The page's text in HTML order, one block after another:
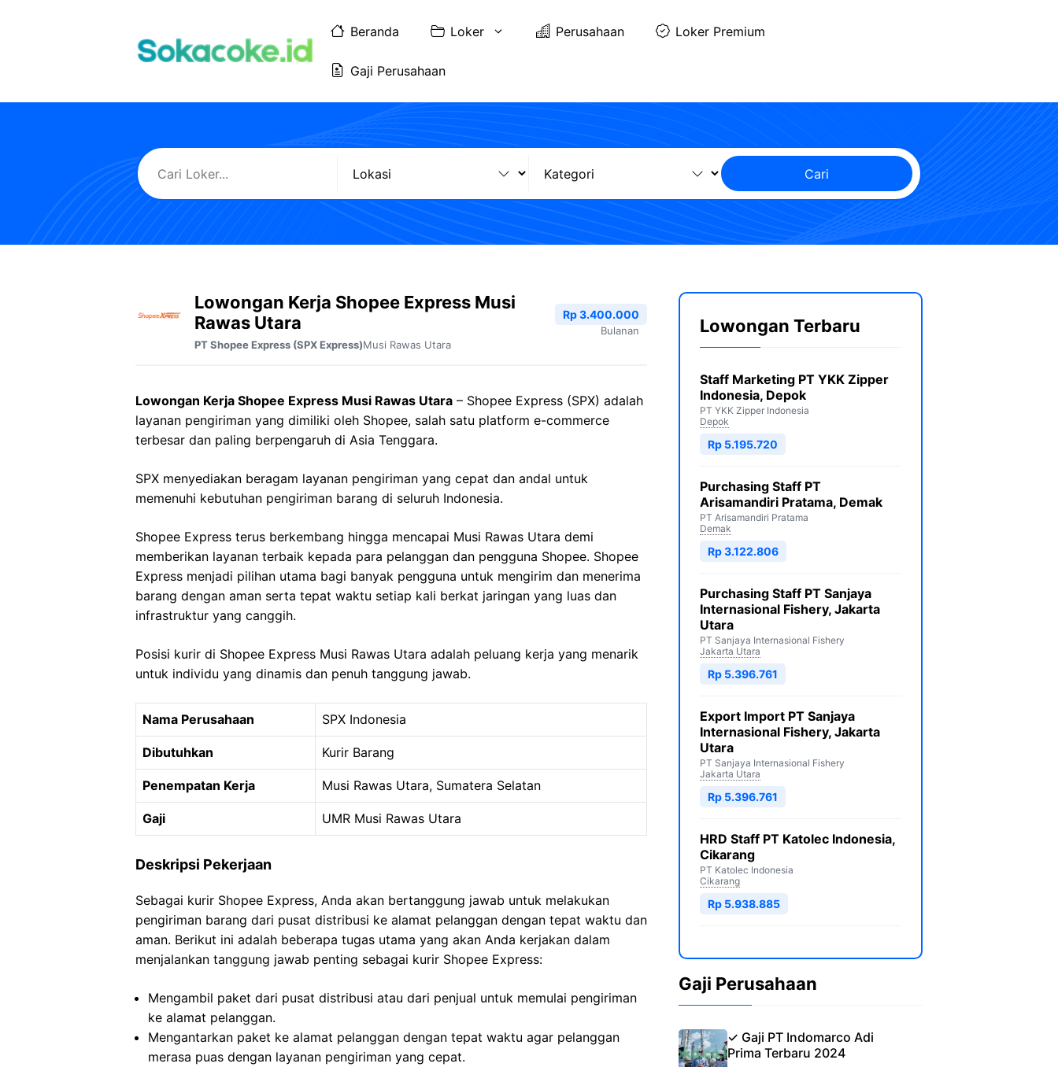
Beranda Loker Perusahaan Loker Premium
Gaji Perusahaan
Cari
Lowongan Kerja Shopee Express Musi
Rawas Utara
PT Shopee Express (SPX Express)Musi Rawas Utara
Rp 3.400.000
Bulanan
Lowongan Kerja Shopee Express Musi Rawas Utara – Shopee Express (SPX) adalah
layanan pengiriman yang dimiliki oleh Shopee, salah satu platform e-commerce
terbesar dan paling berpengaruh di Asia Tenggara.
SPX menyediakan beragam layanan pengiriman yang cepat dan andal untuk
memenuhi kebutuhan pengiriman barang di seluruh Indonesia.
Shopee Express terus berkembang hingga mencapai Musi Rawas Utara demi
memberikan layanan terbaik kepada para pelanggan dan pengguna Shopee. Shopee
Express menjadi pilihan utama bagi banyak pengguna untuk mengirim dan menerima
barang dengan aman serta tepat waktu setiap kali berkat jaringan yang luas dan
infrastruktur yang canggih.
Posisi kurir di Shopee Express Musi Rawas Utara adalah peluang kerja yang menarik
untuk individu yang dinamis dan penuh tanggung jawab.
Nama Perusahaan SPX Indonesia
Dibutuhkan Kurir Barang
Penempatan Kerja Musi Rawas Utara, Sumatera Selatan
Gaji UMR Musi Rawas Utara
Deskripsi Pekerjaan
Sebagai kurir Shopee Express, Anda akan bertanggung jawab untuk melakukan
pengiriman barang dari pusat distribusi ke alamat pelanggan dengan tepat waktu dan
aman. Berikut ini adalah beberapa tugas utama yang akan Anda kerjakan dalam
menjalankan tanggung jawab penting sebagai kurir Shopee Express:
Mengambil paket dari pusat distribusi atau dari penjual untuk memulai pengiriman
ke alamat pelanggan.
Mengantarkan paket ke alamat pelanggan dengan tepat waktu agar pelanggan
merasa puas dengan layanan pengiriman yang cepat.
Lowongan Terbaru
Staff Marketing PT YKK Zipper
Indonesia, Depok
PT YKK Zipper Indonesia
Depok
Rp 5.195.720
Purchasing Staff PT
Arisamandiri Pratama, Demak
PT Arisamandiri Pratama
Demak
Rp 3.122.806
Purchasing Staff PT Sanjaya
Internasional Fishery, Jakarta
Utara
PT Sanjaya Internasional Fishery
Jakarta Utara
Rp 5.396.761
Export Import PT Sanjaya
Internasional Fishery, Jakarta
Utara
PT Sanjaya Internasional Fishery
Jakarta Utara
Rp 5.396.761
HRD Staff PT Katolec Indonesia,
Cikarang
PT Katolec Indonesia
Cikarang
Rp 5.938.885
Gaji Perusahaan
✓ Gaji PT Indomarco Adi
Prima Terbaru 2024